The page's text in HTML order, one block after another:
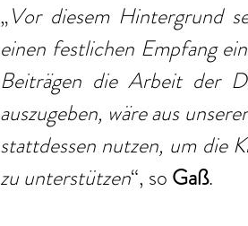
„Vor diesem Hintergrund
einen festlichen Empfang
Beiträgen die Arbeit der
auszugeben, wäre aus
stattdessen nutzen, um die
zu unterstützen“, so Gaß.